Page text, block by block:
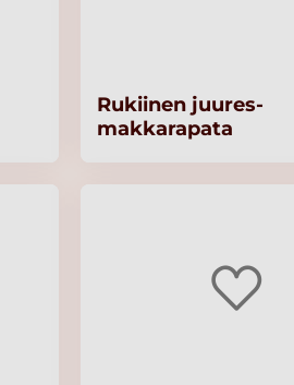
Rukiinen juures-
makkarapata